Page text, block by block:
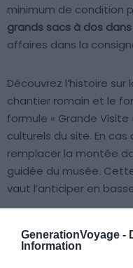
GenerationVoyage -
Information
minimum de condition
grands sacs à dos
affaires dans la
Découvrez l’histoire
chantier romain et le
formule « Grande
culturels du site. En
remplacer la montée
guidée du musée.
vaut l’anticiper en